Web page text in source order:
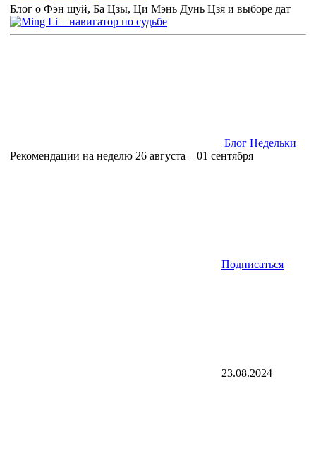
Блог о Фэн шуй, Ба Цзы, Ци Мэнь Дунь Цзя и выборе дат
Блог Недельки
Рекомендации на неделю 26 августа – 01 сентября
Подписаться
23.08.2024